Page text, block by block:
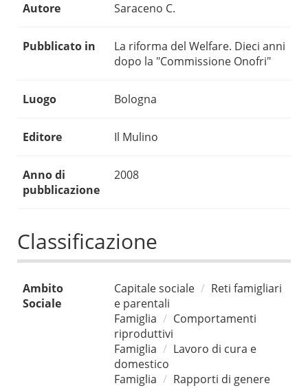
Autore Saraceno C.
Pubblicato in
La riforma del Welfare. Dieci anni
dopo la "Commissione Onofri"
Luogo Bologna
Editore Il Mulino
Anno di
pubblicazione
2008
Classificazione
Ambito
Sociale
Capitale sociale
Reti famigliari
e parentali
Famiglia
Comportamenti
riproduttivi
Famiglia
Lavoro di cura e
domestico
Famiglia
Rapporti di genere